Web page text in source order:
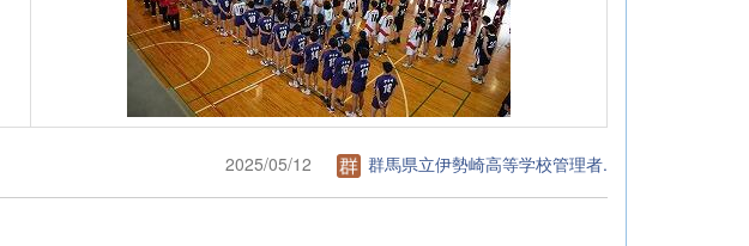
2025/05/12 群馬県立伊勢崎高等学校管理者.